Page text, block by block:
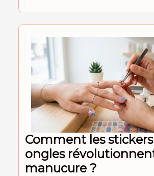
Comment les
ongles
manucure ?